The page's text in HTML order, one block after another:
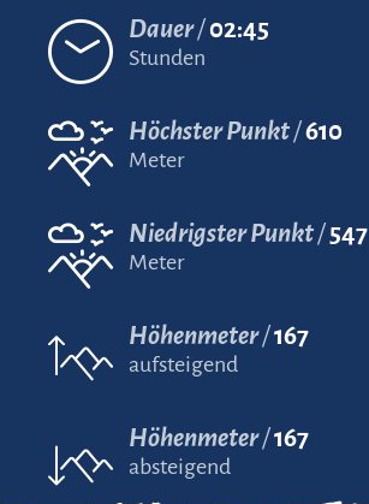
Dauer 02:45
Stunden
Höchster Punkt 610
Meter
Niedrigster Punkt 547
Meter
Höhenmeter 167
aufsteigend
Höhenmeter 167
absteigend